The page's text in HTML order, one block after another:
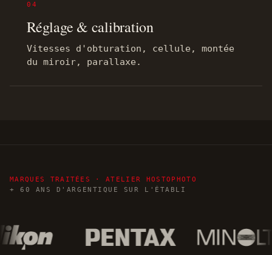
04
Réglage & calibration
Vitesses d'obturation, cellule, montée
du miroir, parallaxe.
MARQUES TRAITÉES · ATELIER HOSTOPHOTO
+ 60 ANS D'ARGENTIQUE SUR L'ÉTABLI